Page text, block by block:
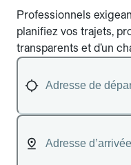
Professionnels
planifiez vos trajets,
transparents et d’un